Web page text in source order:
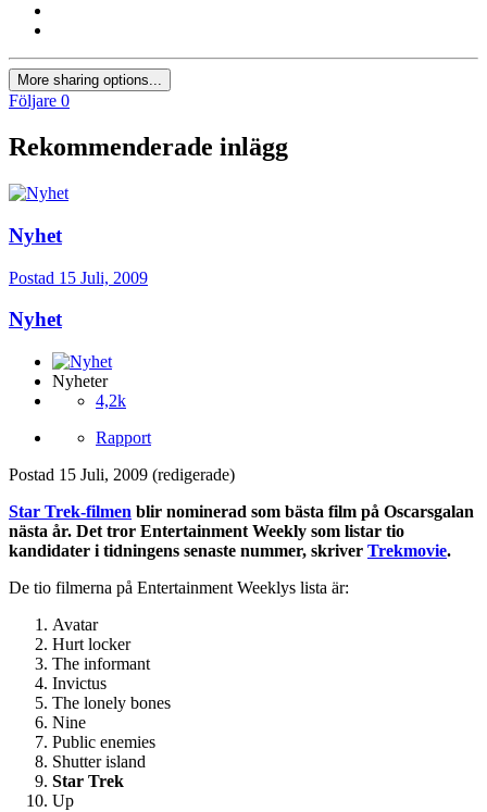
More sharing options...
Följare 0
Rekommenderade inlägg
Nyhet
Postad 15 Juli, 2009
Nyhet
Nyheter
4,2k
Rapport
Postad 15 Juli, 2009 (redigerade)
Star Trek-filmen blir nominerad som bästa film på Oscarsgalan
nästa år. Det tror Entertainment Weekly som listar tio
kandidater i tidningens senaste nummer, skriver Trekmovie.
De tio filmerna på Entertainment Weeklys lista är:
Avatar
Hurt locker
The informant
Invictus
The lonely bones
Nine
Public enemies
Shutter island
Star Trek
Up